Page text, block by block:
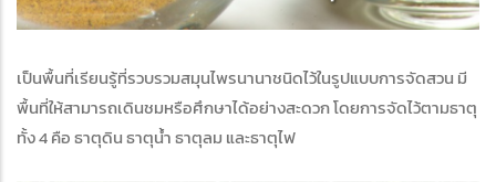
เป็นพื้นที่เรียนรู้ที่รวบรวมสมุนไพรนานาชนิดไว้ในรูปแบบการจัดสวน มี
พื้นที่ให้สามารถเดินชมหรือศึกษาได้อย่างสะดวก โดยการจัดไว้ตามธาตุ
ทั้ง 4 คือ ธาตุดิน ธาตุน้ำ ธาตุลม และธาตุไฟ